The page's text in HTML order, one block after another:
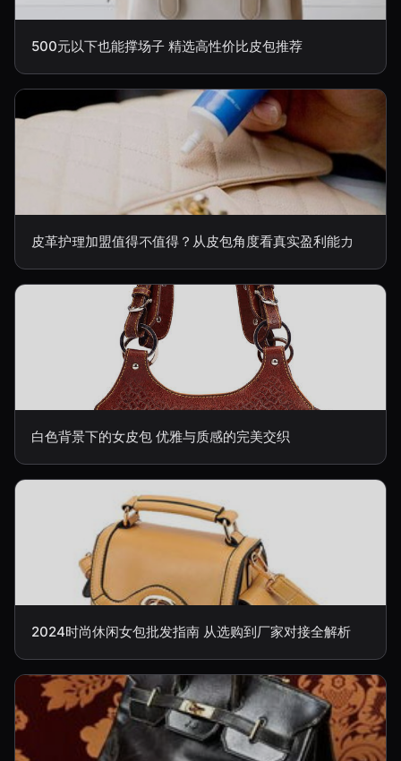
500元以下也能撑场子 精选高性价比皮包推荐
皮革护理加盟值得不值得？从皮包角度看真实盈利能力
白色背景下的女皮包 优雅与质感的完美交织
2024时尚休闲女包批发指南 从选购到厂家对接全解析